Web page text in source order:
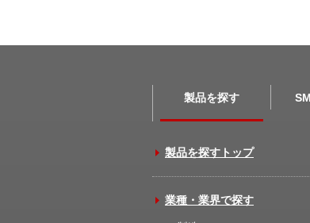
製品を探す
製品を探すトップ
業種・業界で探す